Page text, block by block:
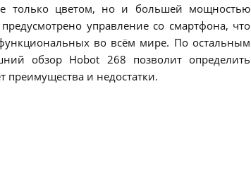
только цветом, но и большей мощностью
управление со смартфона, что
во всём мире. По остальным
обзор Hobot 268 позволит определить
преимущества и недостатки.